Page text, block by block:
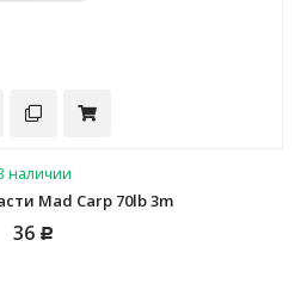
наличии
Mad Carp 70lb 3m
36 Р